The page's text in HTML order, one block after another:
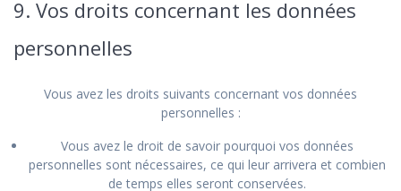
9. Vos droits concernant les données
personnelles
Vous avez les droits suivants concernant vos données
personnelles :
Vous avez le droit de savoir pourquoi vos données
personnelles sont nécessaires, ce qui leur arrivera et combien
de temps elles seront conservées.